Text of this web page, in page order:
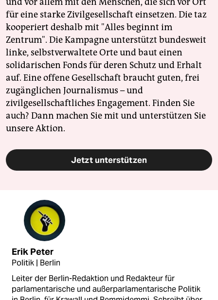
für eine starke Zivilgesellschaft einsetzen. Die taz
kooperiert deshalb mit "Alles beginnt im
Zentrum". Die Kampagne unterstützt bundesweit
linke, selbstverwaltete Orte und baut einen
solidarischen Fonds für deren Schutz und Erhalt
auf. Eine offene Gesellschaft braucht guten, frei
zugänglichen Journalismus – und
zivilgesellschaftliches Engagement. Finden Sie
auch? Dann machen Sie mit und unterstützen Sie
unsere Aktion.
Jetzt unterstützen
Erik Peter
Politik | Berlin
Leiter der Berlin-Redaktion und Redakteur für
parlamentarische und außerparlamentarische Politik